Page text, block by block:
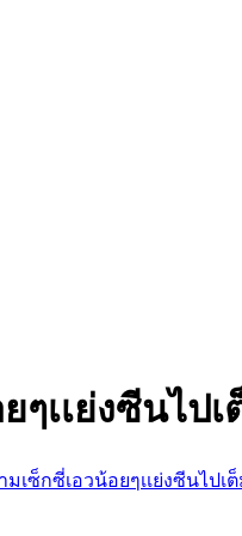
เเย่งซีนไปเ
ซ็กซี่เอวน้อยๆเเย่งซีนไปเ